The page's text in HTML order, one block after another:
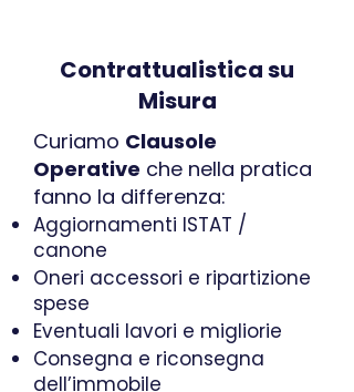
Contrattualistica su
Misura
Curiamo Clausole
Operative che nella pratica
fanno la differenza:
Aggiornamenti ISTAT /
canone
Oneri accessori e ripartizione
spese
Eventuali lavori e migliorie
Consegna e riconsegna
dell’immobile